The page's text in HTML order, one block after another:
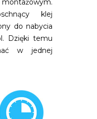
klej
do nabycia
Dzięki temu
w jednej